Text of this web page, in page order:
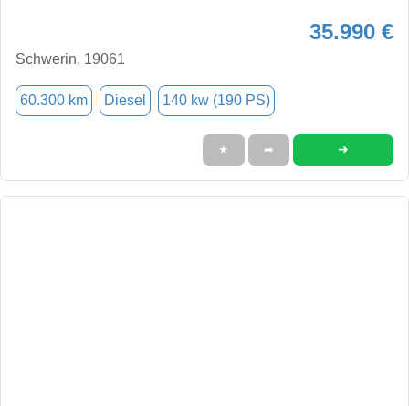
35.990 €
Schwerin, 19061
60.300 km Diesel 140 kw (190 PS)
★ ➦ ➜